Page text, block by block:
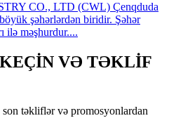
CO., LTD (CWL) Çenqduda
şəhərlərdən biridir. Şəhər
ilə məşhurdur....
VƏ TƏKLİF
təkliflər və promosyonlardan